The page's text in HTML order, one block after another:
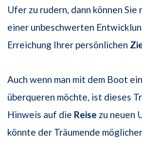
Ufer zu rudern, dann können Sie
einer unbeschwerten
Erreichung Ihrer persönlichen
Auch wenn man mit dem Boot
überqueren möchte, ist dieses
Hinweis auf die Reise zu neuen
könnte der Träumende